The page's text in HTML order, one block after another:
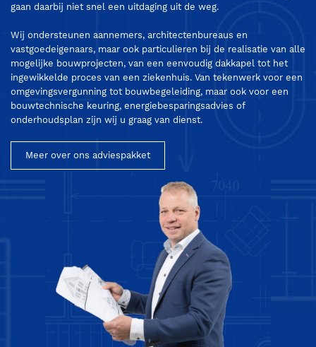
gaan daarbij niet snel een uitdaging uit de weg.
Wij ondersteunen aannemers, architectenbureaus en
vastgoedeigenaars, maar ook particulieren bij de realisatie van alle
mogelijke bouwprojecten, van een eenvoudig dakkapel tot het
ingewikkelde proces van een ziekenhuis. Van tekenwerk voor een
omgevingsvergunning tot bouwbegeleiding, maar ook voor een
bouwtechnische keuring, energiebesparingsadvies of
onderhoudsplan zijn wij u graag van dienst.
Meer over ons adviespakket